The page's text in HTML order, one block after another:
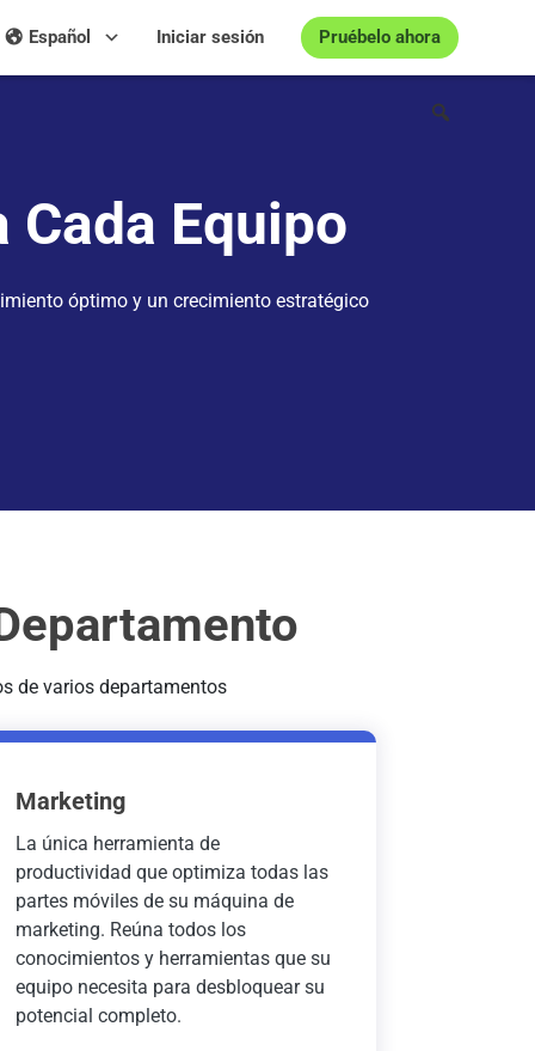
Pruébelo ahora
Iniciar sesión
Español
Equipo
óptimo y un crecimiento estratégico
de varios departamentos
Marketing
La única herramienta de
productividad que optimiza todas las
partes móviles de su máquina de
marketing. Reúna todos los
conocimientos y herramientas que su
equipo necesita para desbloquear su
potencial completo.